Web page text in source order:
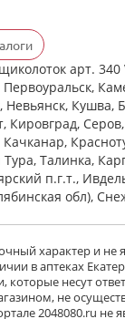
арт. 340
Невьянск, Кушва,
Кировград,
Талинка,
п.г.т.,
обл),
характер и не
в аптеках
несут
не
2048080.ru не